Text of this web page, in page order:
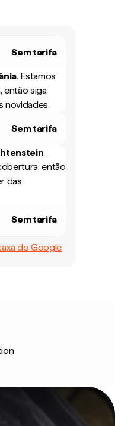
Sem tarifa
. Estamos
então siga
novidades.
Sem tarifa
.
então
das
Sem tarifa
do Google